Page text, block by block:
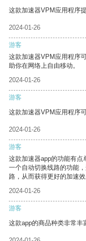
这款加速器VPM应用程序
2024-01-26
游客
这款加速器VPM应用程序
助你在网络上自由移动。
2024-01-26
游客
这款加速器VPM应用程序
2024-01-26
游客
这款加速器app的功能有点
一个自动切换线路的功能
路，从而获得更好的加速效
2024-01-26
游客
这款app的商品种类非常丰